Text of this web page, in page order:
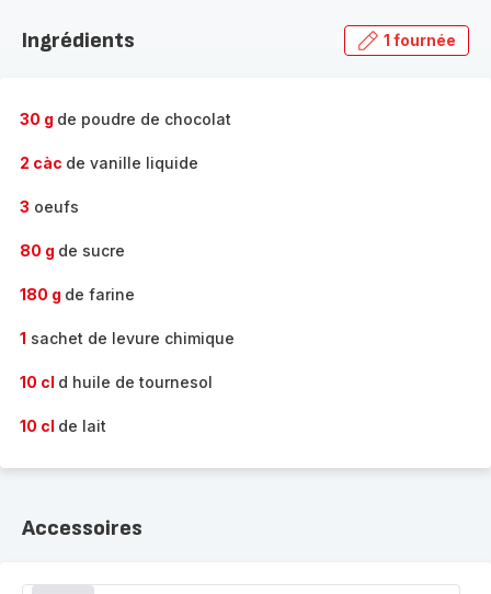
Ingrédients 1 fournée
30 g de poudre de chocolat
2 càc de vanille liquide
3 oeufs
80 g de sucre
180 g de farine
1 sachet de levure chimique
10 cl d huile de tournesol
10 cl de lait
Accessoires